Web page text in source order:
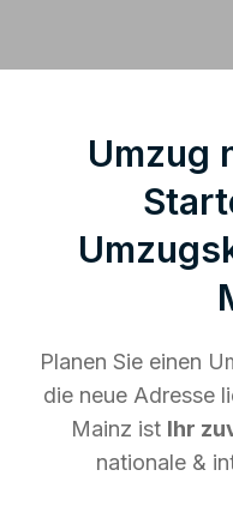
Umzug
Planen Sie einen
die neue Adresse
Mainz ist Ihr
nationale &